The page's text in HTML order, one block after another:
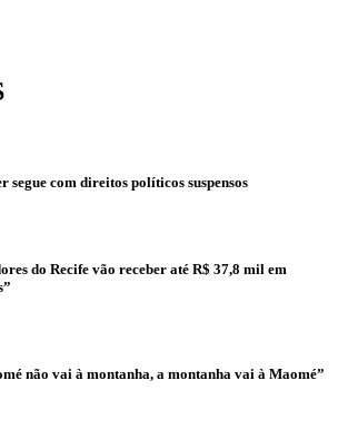
com direitos políticos suspensos
do Recife vão receber até R$ 37,8 mil em
não vai à montanha, a montanha vai à Maomé”